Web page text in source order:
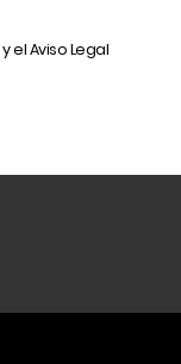
y elAviso Legal